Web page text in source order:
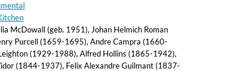
McDowall (geb. 1951), Johan Helmich Roman
Purcell (1659-1695), Andre Campra (1660-
(1929-1988), Alfred Hollins (1865-1942),
(1844-1937), Felix Alexandre Guilmant (1837-